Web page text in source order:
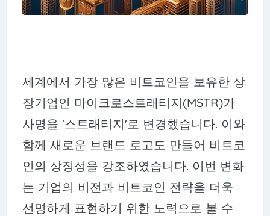
세계에서 가장 많은 비트코인을 보유한 상
장기업인 마이크로스트래티지(MSTR)가
사명을 '스트래티지'로 변경했습니다. 이와
함께 새로운 브랜드 로고도 만들어 비트코
인의 상징성을 강조하였습니다. 이번 변화
는 기업의 비전과 비트코인 전략을 더욱
선명하게 표현하기 위한 노력으로 볼 수